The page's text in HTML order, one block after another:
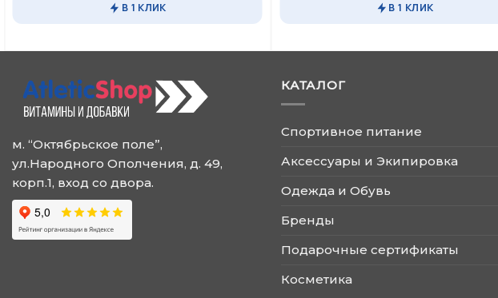
В 1 КЛИК В 1 КЛИК
м. “Октябрьское поле”,
ул.Народного Ополчения, д. 49,
корп.1, вход со двора.
КАТАЛОГ
Спортивное питание
Аксессуары и Экипировка
Одежда и Обувь
Бренды
Подарочные сертификаты
Косметика